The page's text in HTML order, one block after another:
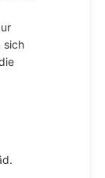
sich